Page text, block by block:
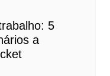
5
a